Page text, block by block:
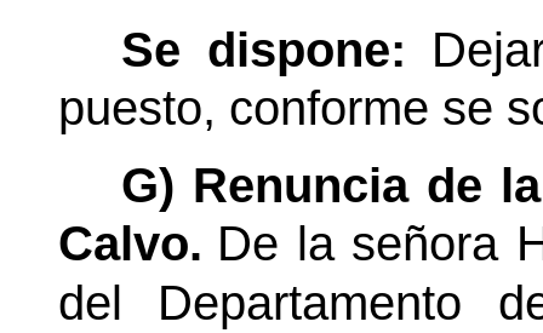
Se dispone:
puesto, conforme se
G) Renuncia de
Calvo. De la señora
del Departamento